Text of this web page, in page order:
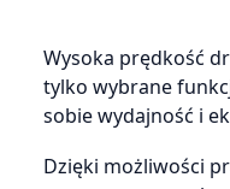
Wysoka prędkość
tylko wybrane
sobie wydajność i
Dzięki możliwości